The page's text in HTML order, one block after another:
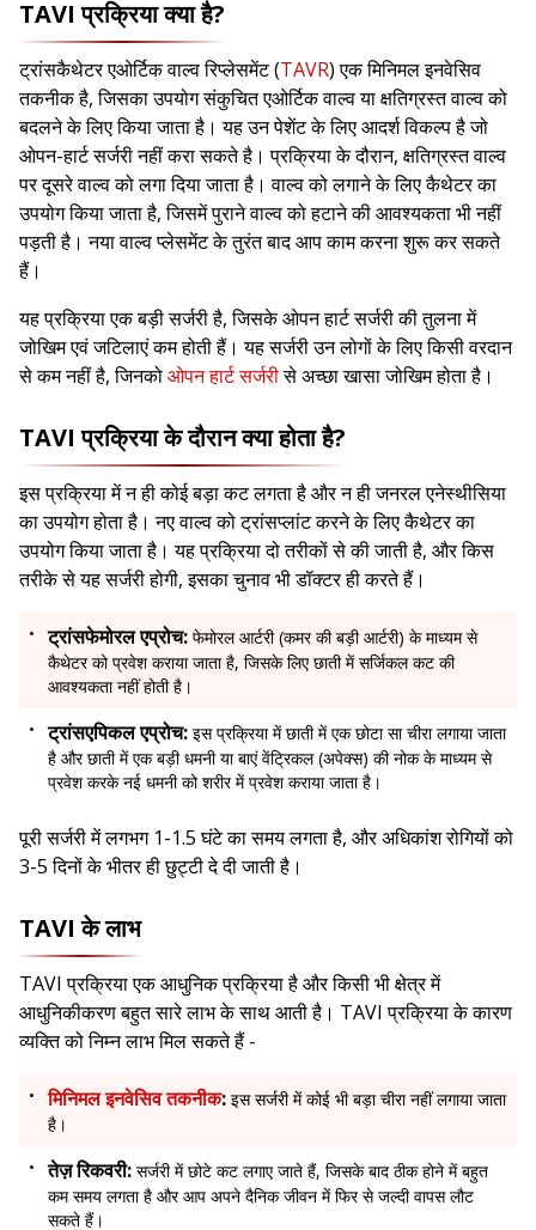
TAVI प्रक्रिया क्या है?
ट्रांसकैथेटर एओर्टिक वाल्व रिप्लेसमेंट (TAVR) एक मिनिमल इनवेसिव
तकनीक है, जिसका उपयोग संकुचित एओर्टिक वाल्व या क्षतिग्रस्त वाल्व को
बदलने के लिए किया जाता है। यह उन पेशेंट के लिए आदर्श विकल्प है जो
ओपन-हार्ट सर्जरी नहीं करा सकते है। प्रक्रिया के दौरान, क्षतिग्रस्त वाल्व
पर दूसरे वाल्व को लगा दिया जाता है। वाल्व को लगाने के लिए कैथेटर का
उपयोग किया जाता है, जिसमें पुराने वाल्व को हटाने की आवश्यकता भी नहीं
पड़ती है। नया वाल्व प्लेसमेंट के तुरंत बाद आप काम करना शुरू कर सकते
हैं।
यह प्रक्रिया एक बड़ी सर्जरी है, जिसके ओपन हार्ट सर्जरी की तुलना में
जोखिम एवं जटिलाएं कम होती हैं। यह सर्जरी उन लोगों के लिए किसी वरदान
से कम नहीं है, जिनकोओपन हार्ट सर्जरीसे अच्छा खासा जोखिम होता है।
TAVI प्रक्रिया के दौरान क्या होता है?
इस प्रक्रिया में न ही कोई बड़ा कट लगता है और न ही जनरल एनेस्थीसिया
का उपयोग होता है। नए वाल्व को ट्रांसप्लांट करने के लिए कैथेटर का
उपयोग किया जाता है। यह प्रक्रिया दो तरीकों से की जाती है, और किस
तरीके से यह सर्जरी होगी, इसका चुनाव भी डॉक्टर ही करते हैं।
ट्रांसफेमोरल एप्रोच: फेमोरल आर्टरी (कमर की बड़ी आर्टरी) के माध्यम से
कैथेटर को प्रवेश कराया जाता है, जिसके लिए छाती में सर्जिकल कट की
आवश्यकता नहीं होती है।
ट्रांसएपिकल एप्रोच: इस प्रक्रिया में छाती में एक छोटा सा चीरा लगाया जाता
है और छाती में एक बड़ी धमनी या बाएं वेंट्रिकल (अपेक्स) की नोक के माध्यम से
प्रवेश करके नई धमनी को शरीर में प्रवेश कराया जाता है।
पूरी सर्जरी में लगभग 1-1.5 घंटे का समय लगता है, और अधिकांश रोगियों को
3-5 दिनों के भीतर ही छुट्टी दे दी जाती है।
TAVI के लाभ
TAVI प्रक्रिया एक आधुनिक प्रक्रिया है और किसी भी क्षेत्र में
आधुनिकीकरण बहुत सारे लाभ के साथ आती है। TAVI प्रक्रिया के कारण
व्यक्ति को निम्न लाभ मिल सकते हैं -
मिनिमल इनवेसिव तकनीक: इस सर्जरी में कोई भी बड़ा चीरा नहीं लगाया जाता
है।
तेज़ रिकवरी: सर्जरी में छोटे कट लगाए जाते हैं, जिसके बाद ठीक होने में बहुत
कम समय लगता है और आप अपने दैनिक जीवन में फिर से जल्दी वापस लौट
सकते हैं।